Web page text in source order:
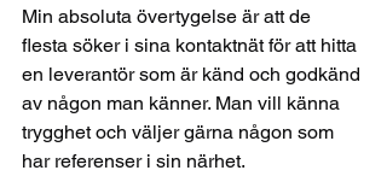
Min absoluta övertygelse är att de
flesta söker i sina kontaktnät för att hitta
en leverantör som är känd och godkänd
av någon man känner. Man vill känna
trygghet och väljer gärna någon som
har referenser i sin närhet.